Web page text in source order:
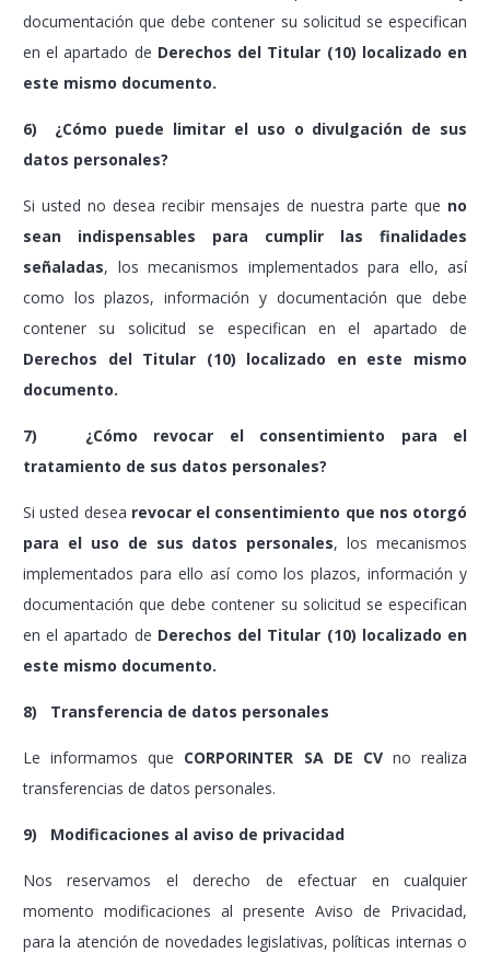
documentación que debe contener su solicitud se especifican
en el apartado de Derechos del Titular (10) localizado en
este mismo documento.
6) ¿Cómo puede limitar el uso o divulgación de sus
datos personales?
Si usted no desea recibir mensajes de nuestra parte que no
sean indispensables para cumplir las finalidades
señaladas, los mecanismos implementados para ello, así
como los plazos, información y documentación que debe
contener su solicitud se especifican en el apartado de
Derechos del Titular (10) localizado en este mismo
documento.
7) ¿Cómo revocar el consentimiento para el
tratamiento de sus datos personales?
Si usted desea revocar el consentimiento que nos otorgó
para el uso de sus datos personales, los mecanismos
implementados para ello así como los plazos, información y
documentación que debe contener su solicitud se especifican
en el apartado de Derechos del Titular (10) localizado en
este mismo documento.
8) Transferencia de datos personales
Le informamos que CORPORINTER SA DE CV no realiza
transferencias de datos personales.
9) Modificaciones al aviso de privacidad
Nos reservamos el derecho de efectuar en cualquier
momento modificaciones al presente Aviso de Privacidad,
para la atención de novedades legislativas, políticas internas o